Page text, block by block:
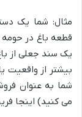
مثال: شما یک
قطعه باغ در
یک سند جعلی از
بیشتر از واقعیت
شما به عنوان
می کنید) اینجا